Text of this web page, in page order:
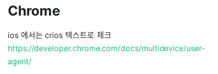
Chrome
ios 에서는 crios 텍스트로 체크
https://developer.chrome.com/docs/multidevice/user-
agent/